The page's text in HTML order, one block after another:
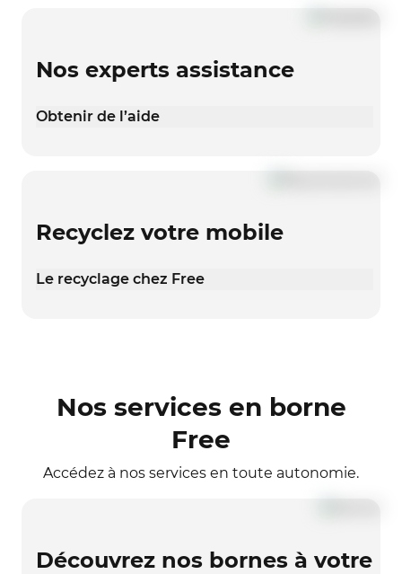
Nos experts assistance
Obtenir de l’aide
Recyclez votre mobile
Le recyclage chez Free
Nos services en borne
Free
Accédez à nos services en toute autonomie.
Découvrez nos bornes à votre